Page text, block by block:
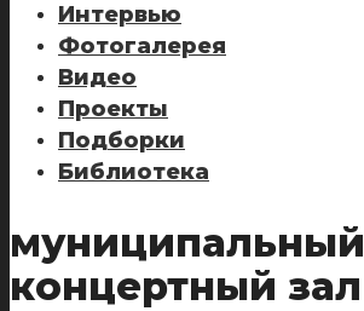
Интервью
Фотогалерея
Видео
Проекты
Подборки
Библиотека
муниципальный
концертный зал